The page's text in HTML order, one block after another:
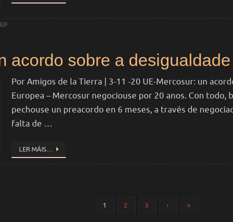
acordo sobre a desigualdade
Por Amigos de la Tierra | 3-11 -20 UE-Mercosur: un
Europea – Mercosur negociouse por 20 anos. Con
pechouse un preacordo en 6 meses, a través de
falta de …
LER MÁIS…
1 2 3 › »